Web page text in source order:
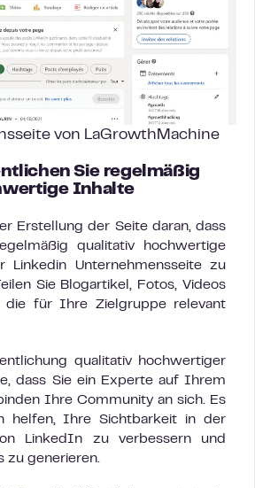
von LaGrowthMachine
Sie regelmäßig
Inhalte
Erstellung der Seite daran, dass
qualitativ hochwertige
Unternehmensseite zu
Sie Blogartikel, Fotos, Videos
die für Ihre Zielgruppe relevant
qualitativ hochwertiger
dass Sie ein Experte auf Ihrem
Ihre Community an sich. Es
helfen, Ihre Sichtbarkeit in der
LinkedIn zu verbessern und
zu generieren.